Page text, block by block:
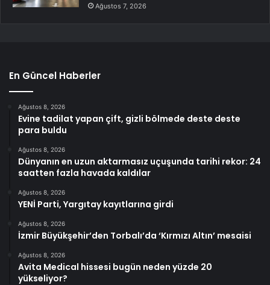
Ağustos 7, 2026
En Güncel Haberler
Ağustos 8, 2026
Evine tadilat yapan çift, gizli bölmede deste deste
para buldu
Ağustos 8, 2026
Dünyanın en uzun aktarmasız uçuşunda tarihi rekor: 24
saatten fazla havada kaldılar
Ağustos 8, 2026
YENİ Parti, Yargıtay kayıtlarına girdi
Ağustos 8, 2026
İzmir Büyükşehir’den Torbalı’da ‘Kırmızı Altın’ mesaisi
Ağustos 8, 2026
Avita Medical hissesi bugün neden yüzde 20
yükseliyor?